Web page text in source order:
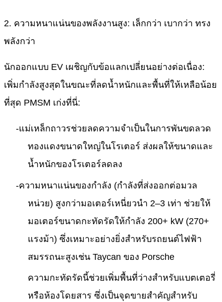
2. ความหนาแน่นของพลังงานสูง: เล็กกว่า เบากว่า ทรง
พลังกว่า
นักออกแบบ EV เผชิญกับข้อแลกเปลี่ยนอย่างต่อเนื่อง:
เพิ่มกำลังสูงสุดในขณะที่ลดน้ำหนักและพื้นที่ให้เหลือน้อย
ที่สุด PMSM เก่งที่นี่:
-แม่เหล็กถาวรช่วยลดความจำเป็นในการพันขดลวด
ทองแดงขนาดใหญ่ในโรเตอร์ ส่งผลให้ขนาดและ
น้ำหนักของโรเตอร์ลดลง
-ความหนาแน่นของกำลัง (กำลังที่ส่งออกต่อมวล
หน่วย) สูงกว่ามอเตอร์เหนี่ยวนำ 2–3 เท่า ช่วยให้
มอเตอร์ขนาดกะทัดรัดให้กำลัง 200+ kW (270+
แรงม้า) ซึ่งเหมาะอย่างยิ่งสำหรับรถยนต์ไฟฟ้า
สมรรถนะสูงเช่น Taycan ของ Porsche
ความกะทัดรัดนี้ช่วยเพิ่มพื้นที่ว่างสำหรับแบตเตอรี่
หรือห้องโดยสาร ซึ่งเป็นจุดขายสำคัญสำหรับ